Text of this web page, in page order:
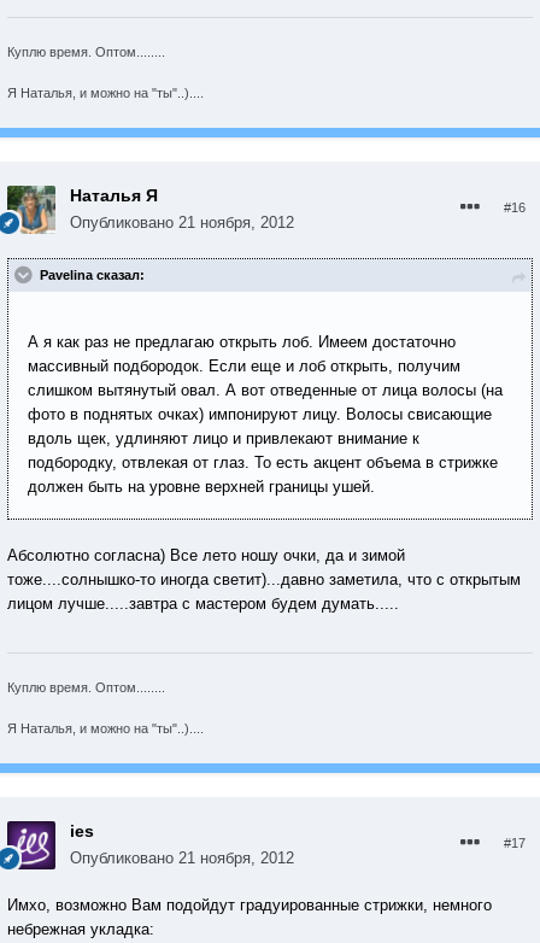
Куплю время. Оптом........
Я Наталья, и можно на "ты"..)....
Наталья Я
Опубликовано 21 ноября, 2012
#16
Pavelina сказал:
А я как раз не предлагаю открыть лоб. Имеем достаточно
массивный подбородок. Если еще и лоб открыть, получим
слишком вытянутый овал. А вот отведенные от лица волосы (на
фото в поднятых очках) импонируют лицу. Волосы свисающие
вдоль щек, удлиняют лицо и привлекают внимание к
подбородку, отвлекая от глаз. То есть акцент объема в стрижке
должен быть на уровне верхней границы ушей.
Абсолютно согласна) Все лето ношу очки, да и зимой
тоже....солнышко-то иногда светит)...давно заметила, что с открытым
лицом лучше.....завтра с мастером будем думать.....
Куплю время. Оптом........
Я Наталья, и можно на "ты"..)....
ies
Опубликовано 21 ноября, 2012
#17
Имхо, возможно Вам подойдут градуированные стрижки, немного
небрежная укладка: